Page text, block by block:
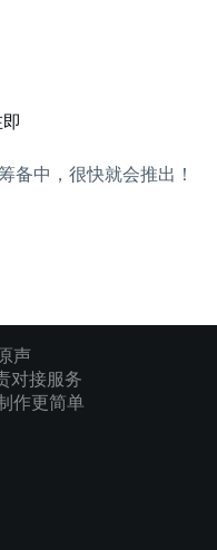
备中，很快就会推出！
声
对接服务
作更简单